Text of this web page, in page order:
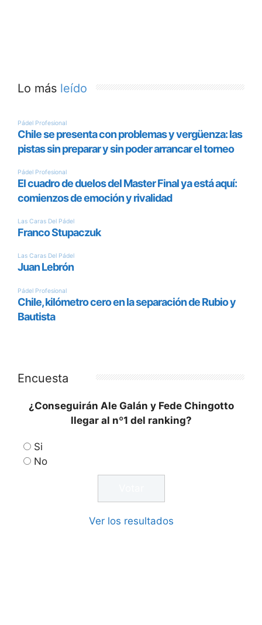
Lo más leído
Encuesta
¿Conseguirán Ale Galán y Fede Chingotto
llegar al nº1 del ranking?
Si
No
Ver los resultados